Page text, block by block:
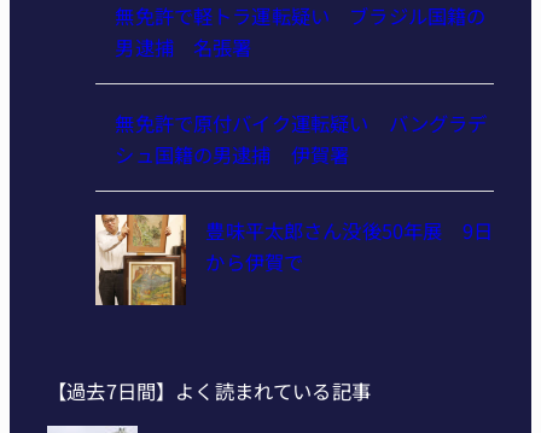
無免許で軽トラ運転疑い ブラジル国籍の
男逮捕 名張署
無免許で原付バイク運転疑い バングラデ
シュ国籍の男逮捕 伊賀署
豊味平太郎さん没後50年展 9日
から伊賀で
【過去7日間】よく読まれている記事